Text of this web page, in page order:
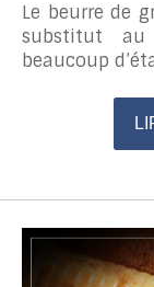
Le beurre de
substitut au
beaucoup